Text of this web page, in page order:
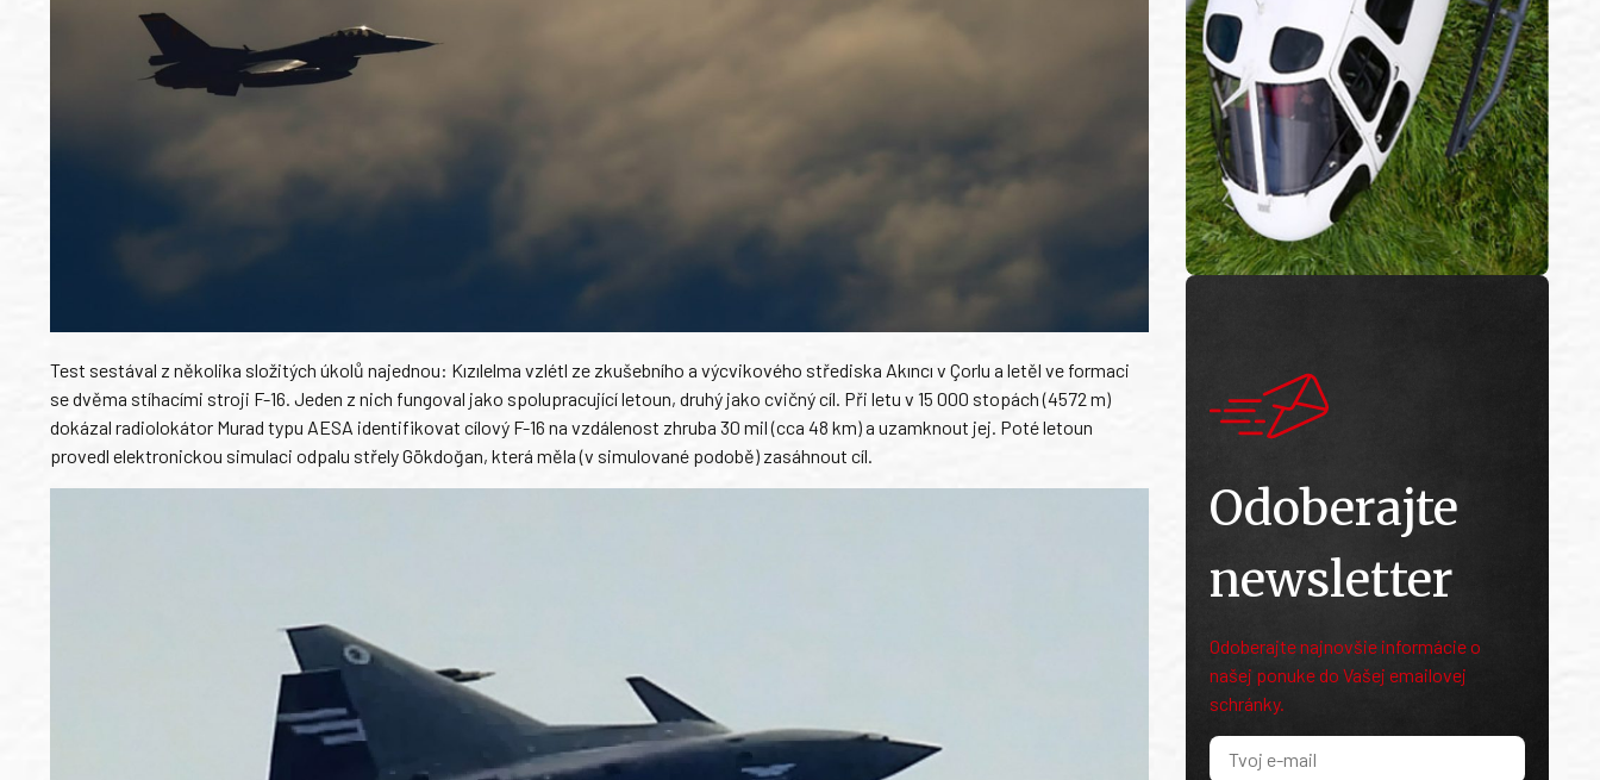
Test sestával z několika složitých úkolů najednou: Kızılelma vzlétl ze zkušebního a výcvikového střediska Akıncı v Çorlu a letěl ve formaci
se dvěma stíhacími stroji F-16. Jeden z nich fungoval jako spolupracující letoun, druhý jako cvičný cíl. Při letu v 15 000 stopách (4572 m)
dokázal radiolokátor Murad typu AESA identifikovat cílový F-16 na vzdálenost zhruba 30 mil (cca 48 km) a uzamknout jej. Poté letoun
provedl elektronickou simulaci odpalu střely Gökdoğan, která měla (v simulované podobě) zasáhnout cíl.
Odoberajte
newsletter
Odoberajte najnovšie informácie o
našej ponuke do Vašej emailovej
schránky.